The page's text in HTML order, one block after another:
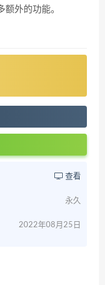
外的功能。
查看
永久
2022年08月25日